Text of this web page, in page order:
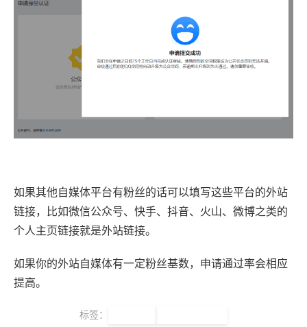
如果其他自媒体平台有粉丝的话可以填写这些平台的外站
链接，比如微信公众号、快手、抖音、火山、微博之类的
个人主页链接就是外站链接。
如果你的外站自媒体有一定粉丝基数，申请通过率会相应
提高。
标签：